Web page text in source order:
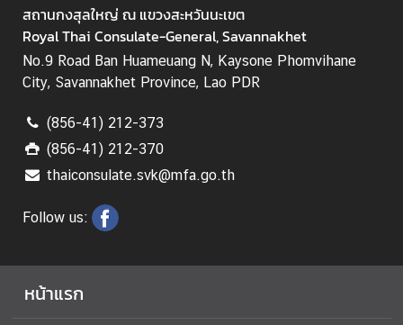
A
)
h
a
i
a
o
สถานกงสุลใหญ่ ณ แขวงสะหวันนะเขต
Royal Thai Consulate-General, Savannakhet
No.9 Road Ban Huameuang N, Kaysone Phomvihane
City, Savannakhet Province, Lao PDR
(856-41) 212-373
(856-41) 212-370
thaiconsulate.svk@mfa.go.th
Follow us:
หน้าแรก